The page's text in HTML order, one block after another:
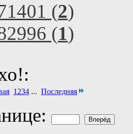
(2)
(1)
1 234 ... Последняя